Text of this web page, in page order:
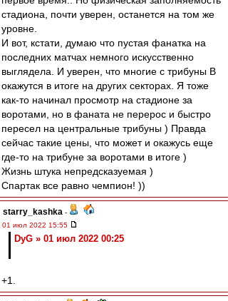
стадиона, почти уверен, останется на том же
уровне.
И вот, кстати, думаю что пустая фанатка на
последних матчах немного искусственно
выглядела. И уверен, что многие с трибуны B
окажутся в итоге на других секторах. Я тоже
как-то начинал просмотр на стадионе за
воротами, но в фаната не перерос и быстро
пересел на центральные трибуны ) Правда
сейчас такие цены, что может и окажусь еще
где-то на трибуне за воротами в итоге )
Жизнь штука непредсказуемая )
Спартак все равно чемпион! ))
starry_kashka -
01 июл 2022 15:55
DyG » 01 июл 2022 00:25
+1.